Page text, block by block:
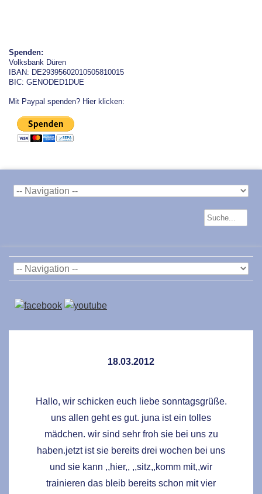
Spenden:
Volksbank Düren
IBAN: DE29395602010505810015
BIC: GENODED1DUE
Mit Paypal spenden? Hier klicken:
18.03.2012
Hallo, wir schicken euch liebe sonntagsgrüße.
uns allen geht es gut. juna ist ein tolles
mädchen. wir sind sehr froh sie bei uns zu
haben.jetzt ist sie bereits drei wochen bei uns
und sie kann ,,hier,, ,,sitz,,komm mit,,wir
trainieren das bleib bereits schon mit vier